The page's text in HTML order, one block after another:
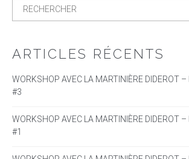
ARTICLES RÉCENTS
WORKSHOP AVEC LA MARTINIÈRE DIDEROT
#3
WORKSHOP AVEC LA MARTINIÈRE DIDEROT
#1